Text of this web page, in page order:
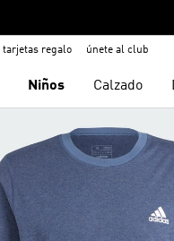
tarjetas regalo únete al club
Niños Calzado